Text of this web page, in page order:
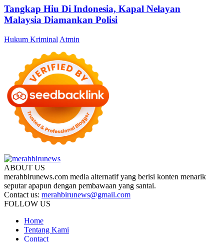
Tangkap Hiu Di Indonesia, Kapal Nelayan
Malaysia Diamankan Polisi
Hukum Kriminal Atmin
ABOUT US
merahbirunews.com media alternatif yang berisi konten menarik
seputar apapun dengan pembawaan yang santai.
Contact us: merahbirunews@gmail.com
FOLLOW US
Home
Tentang Kami
Contact